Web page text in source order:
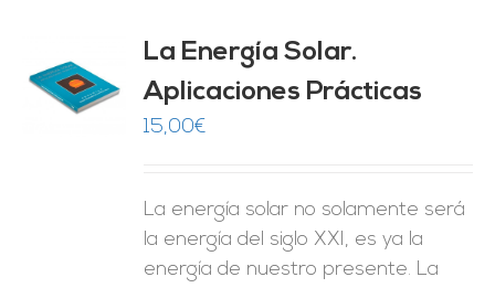
La Energía Solar.
Aplicaciones Prácticas
15,00€
La energía solar no solamente será
la energía del siglo XXI, es ya la
energía de nuestro presente. La